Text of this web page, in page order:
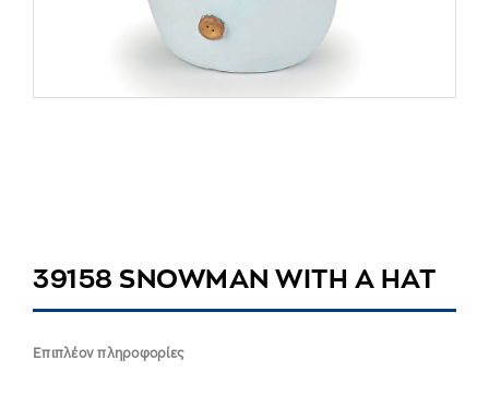
39158 SNOWMAN WITH A HAT
Επιπλέον πληροφορίες